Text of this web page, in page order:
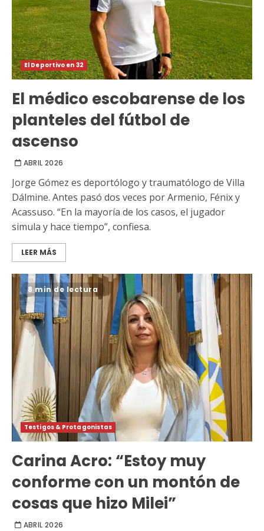
El Deportivo en 32
El médico escobarense de los
planteles del fútbol de
ascenso
ABRIL 2026
Jorge Gómez es deportólogo y traumatólogo de Villa
Dálmine. Antes pasó dos veces por Armenio, Fénix y
Acassuso. “En la mayoría de los casos, el jugador
simula y hace tiempo”, confiesa.
LEER MÁS
8 min de lectura
Testigos & Protagonistas
Carina Acro: “Estoy muy
conforme con un montón de
cosas que hizo Milei”
ABRIL 2026